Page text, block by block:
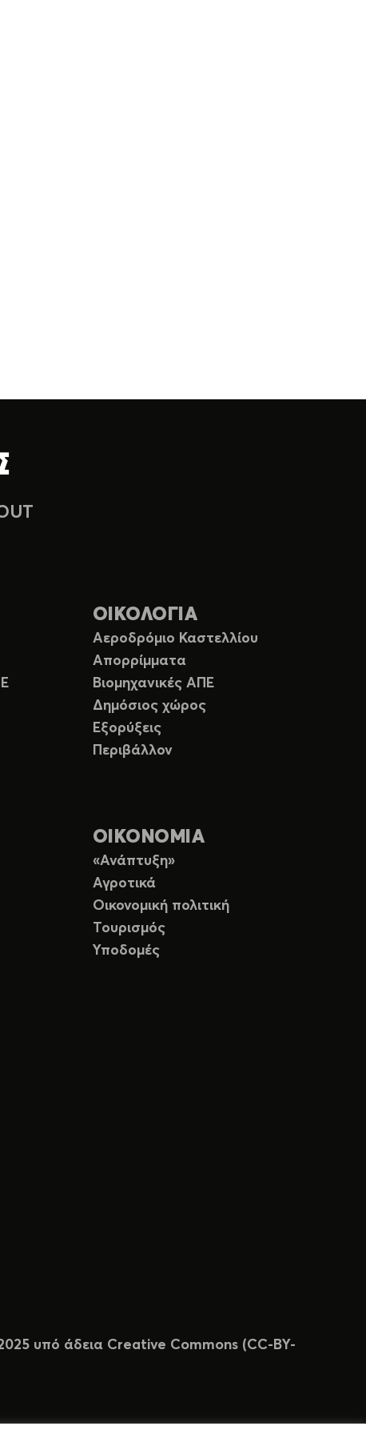
ΟΙΚΟΛΟΓΙΑ
Αεροδρόμιο Καστελλίου
Απορρίμματα
Βιομηχανικές ΑΠΕ
Δημόσιος χώρος
Εξορύξεις
Περιβάλλον
ΟΙΚΟΝΟΜΙΑ
«Ανάπτυξη»
Αγροτικά
Οικονομική πολιτική
Τουρισμός
Υποδομές
υπό άδεια Creative Commons (CC-BY-